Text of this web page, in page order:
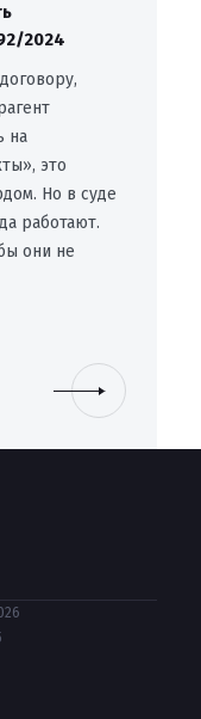
2024
на
это
Но в суде
работают.
они не